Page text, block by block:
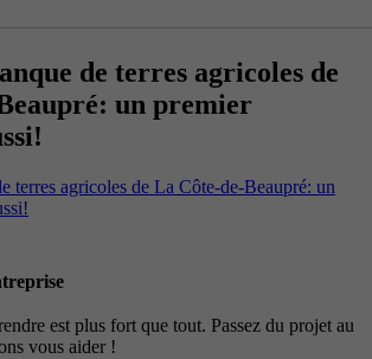
de terres agricoles de
un premier
terres agricoles de La Côte-de-Beaupré: un
est plus fort que tout. Passez du projet au
vous aider !